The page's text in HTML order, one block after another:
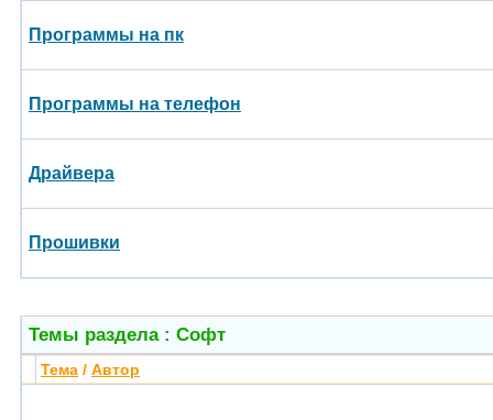
Программы на пк
Программы на телефон
Драйвера
Прошивки
Темы раздела: Софт
Тема / Автор